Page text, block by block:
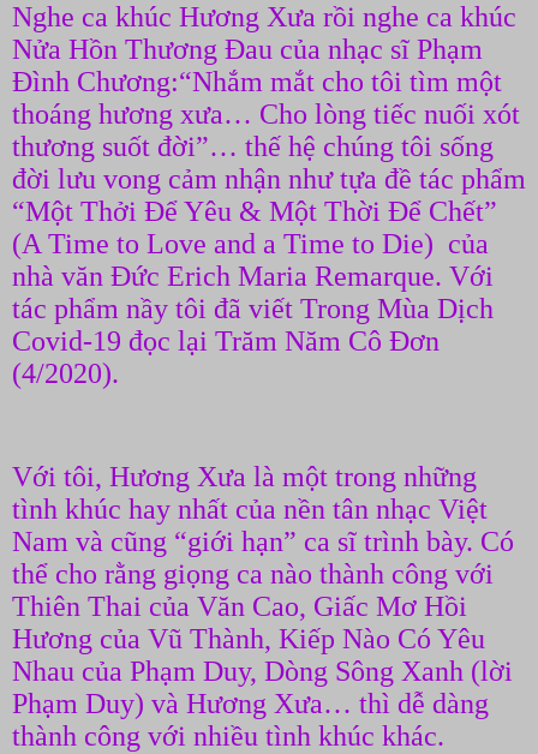
Nghe ca khúc Hương Xưa rồi nghe ca khúc
Nửa Hồn Thương Đau của nhạc sĩ Phạm
Đình Chương:“Nhắm mắt cho tôi tìm một
thoáng hương xưa… Cho lòng tiếc nuối xót
thương suốt đời”… thế hệ chúng tôi sống
đời lưu vong cảm nhận như tựa đề tác phẩm
“Một Thởi Để Yêu & Một Thời Để Chết”
(A Time to Love and a Time to Die) của
nhà văn Đức Erich Maria Remarque. Với
tác phẩm nầy tôi đã viết Trong Mùa Dịch
Covid-19 đọc lại Trăm Năm Cô Đơn
(4/2020).
Với tôi, Hương Xưa là một trong những
tình khúc hay nhất của nền tân nhạc Việt
Nam và cũng “giới hạn” ca sĩ trình bày. Có
thể cho rằng giọng ca nào thành công với
Thiên Thai của Văn Cao, Giấc Mơ Hồi
Hương của Vũ Thành, Kiếp Nào Có Yêu
Nhau của Phạm Duy, Dòng Sông Xanh (lời
Phạm Duy) và Hương Xưa… thì dễ dàng
thành công với nhiều tình khúc khác.